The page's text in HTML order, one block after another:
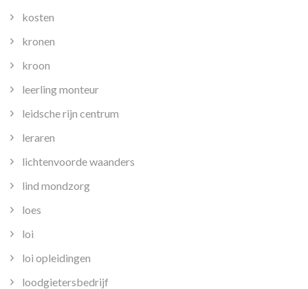
kosten
kronen
kroon
leerling monteur
leidsche rijn centrum
leraren
lichtenvoorde waanders
lind mondzorg
loes
loi
loi opleidingen
loodgietersbedrijf